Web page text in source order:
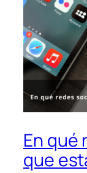
En qué
que